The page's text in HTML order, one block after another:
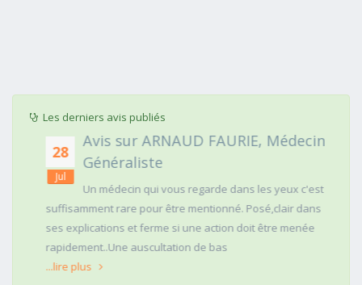
Les derniers avis publiés
28
Jul
Avis sur ARNAUD FAURIE, Médecin
Généraliste
Un médecin qui vous regarde dans les yeux c'est
suffisamment rare pour être mentionné. Posé,clair dans
ses explications et ferme si une action doit être menée
rapidement..Une auscultation de bas
...lire plus